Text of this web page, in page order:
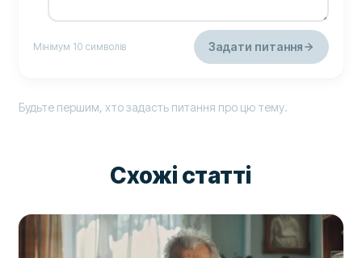
Мінімум 10 символів Задати питання
Будьте першим, хто задасть питання про цю тему.
Схожі статті